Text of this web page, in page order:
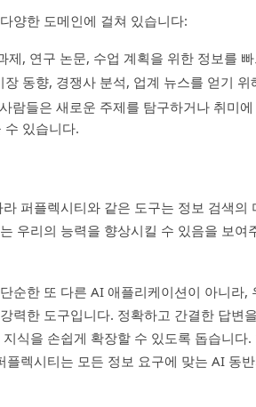
양한 도메인에 걸쳐 있습니다:
제, 연구 논문, 수업 계획을 위한 정보를
장 동향, 경쟁사 분석, 업계 뉴스를 얻기
람들은 새로운 주제를 탐구하거나 취미
수 있습니다.
퍼플렉시티와 같은 도구는 정보 검색
우리의 능력을 향상시킬 수 있음을 보여
순한 또 다른 AI 애플리케이션이 아니라,
력한 도구입니다. 정확하고 간결한 답변
식을 손쉽게 확장할 수 있도록 돕습니다
플렉시티는 모든 정보 요구에 맞는 AI 동